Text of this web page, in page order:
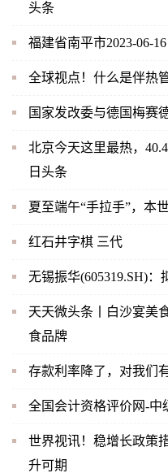
头条
福建省南平市2023-06-
全球视点！什么是伴热
国家发改委与德国梅赛
北京今天这里最热，
日头条
夏至端午“手拉手”，本
红石井字棋 三代
无锡振华(605319.SH)：
天天微头条丨白沙宴美
食品牌
存款利率降了，对我们
全国会计资格评价网-中
世界视讯！稳增长政策
升可期